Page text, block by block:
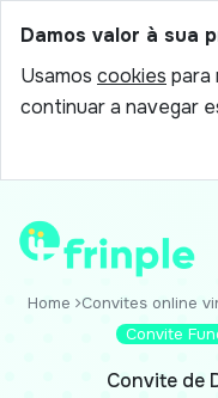
Damos valor à sua
Usamos cookies para
continuar a navegar
Home Convites online
Convite
Convite de